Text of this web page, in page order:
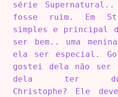
série
fosse ruim. Em
simples e principal
ser bem.. uma
ela ser especial.
gostei dela não ser
dela ter
Christophe? Ele